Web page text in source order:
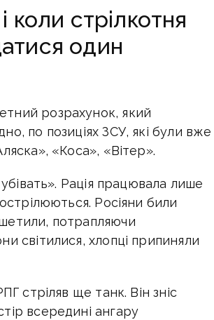
коли стрілкотня
один
розрахунок, який
по позиціях ЗСУ, які були вже
«Коса», «Вітер».
Рація працювала лише
Росіяни били
потрапляючи
світилися, хлопці припиняли
стріляв ще танк. Він зніс
всередині ангару